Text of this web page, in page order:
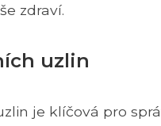
zdraví.
uzlin
je klíčová pro